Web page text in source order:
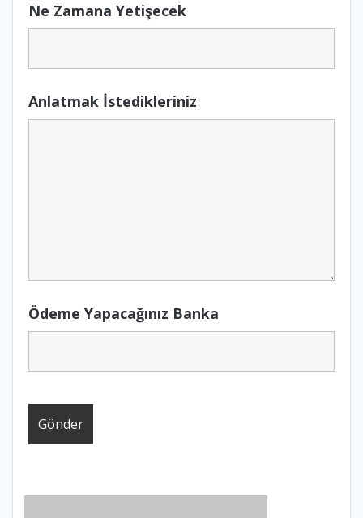
Ne Zamana Yetişecek
Anlatmak İstedikleriniz
Ödeme Yapacağınız Banka